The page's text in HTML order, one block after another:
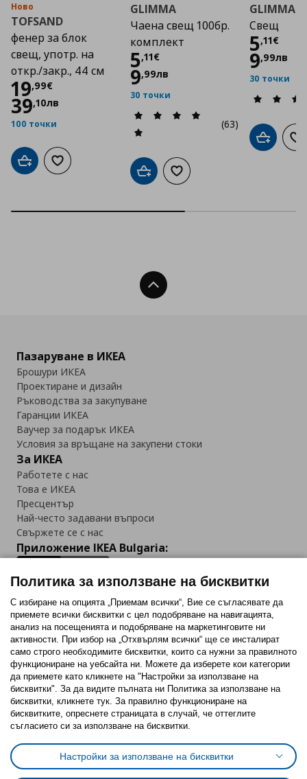
Ново
TOFSAND
фенер за блок
свещ, употр. на
откр./закр., 44 см
19,99€
Цена
39,10лв
100 точки
Добави в кошницата
Добави към списъка с любими
GLIMMA
Чаена свещ 100бр.
комплект
5,11€
Цена
9,99лв
30 точки
(63)
Добави в кошницата
Добави към списъка с
GLIMMA
Свещ
5,11€
Цена
9,99лв
30 точки
Добави
Нагоре
Пазаруване в ИКЕА
Брошури ИКЕА
Проектиране и дизайн
Ръководства за закупуване
Гаранции ИКЕА
Ваучер за подарък ИКЕА
Условия за връщане на закупени стоки
За ИКЕА
Работете с нас
Това е ИКЕА
Пресцентър
Най-често задавани въпроси
Свържете се с нас
Приложение IKEA Bulgaria:
Последвайте ни:
FacebookTwitterYoutubePinterestInstagram
Политика за използване на бисквитки (Cookies)
Избор на настройки за използване на бисквитки
Условия за ползване на ikea.bgОбща политика за личните данни
Политика за защита на личните данни на ikea.bg
Политика за използване на бисквитки
С избиране на опцията „Приемам всички“, Вие се съгласявате да
приемете всички бисквитки с цел подобряване на навигацията,
анализ на посещенията и подобряване на маркетинговите ни
активности. При избор на „Отхвърлям всички“ ще се инсталират
само строго необходимитe бисквитки, които са нужни за правилното
функциониране на уебсайта ни. Можете да изберете кои категории
да приемете като кликнете на "Настройки за използване на
бисквитки". За да видите пълната ни Политика за използване на
бисквитки, кликнете тук. За правилно функциониране на
бисквитките, опреснете страницата в случай, че оттеглите
съгласието си за използване на бисквитки.
Настройки за използване на бисквитки